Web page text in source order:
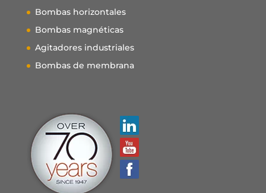
Bombas horizontales
Bombas magnéticas
Agitadores industriales
Bombas de membrana